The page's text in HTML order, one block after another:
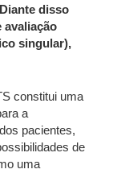
disso
avaliação
singular),
constitui uma
a
pacientes,
de
uma